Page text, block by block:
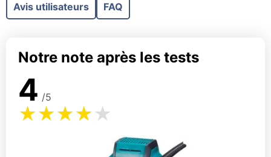
Avis utilisateurs FAQ
Notre note après les tests
4 /5